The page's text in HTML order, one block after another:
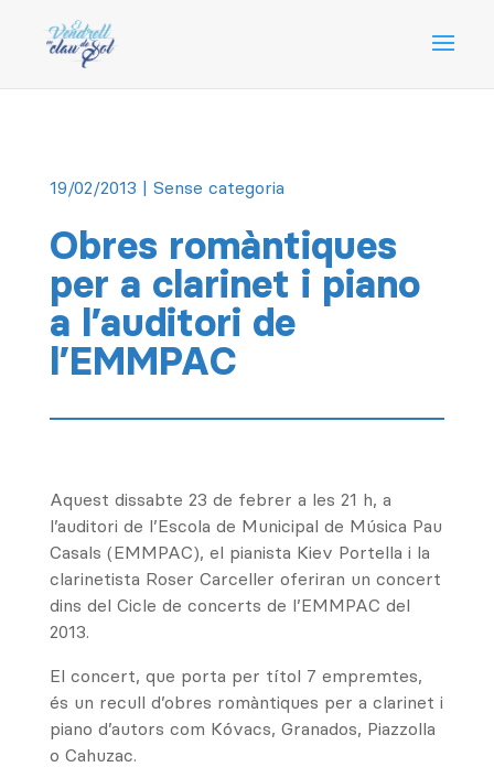
19/02/2013 | Sense categoria
Obres romàntiques
per a clarinet i piano
a l’auditori de
l’EMMPAC
Aquest dissabte 23 de febrer a les 21 h, a
l’auditori de l’Escola de Municipal de Música Pau
Casals (EMMPAC), el pianista Kiev Portella i la
clarinetista Roser Carceller oferiran un concert
dins del Cicle de concerts de l’EMMPAC del
2013.
El concert, que porta per títol 7 empremtes,
és un recull d’obres romàntiques per a clarinet i
piano d’autors com Kóvacs, Granados, Piazzolla
o Cahuzac.